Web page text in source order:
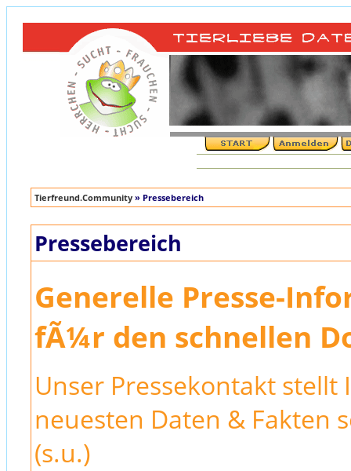
Tierfreund.Community » Pressebereich
Pressebereich
Generelle Presse-
fÃ¼r den schnellen
Unser Pressekontakt
neuesten Daten & Fakten
(s.u.)